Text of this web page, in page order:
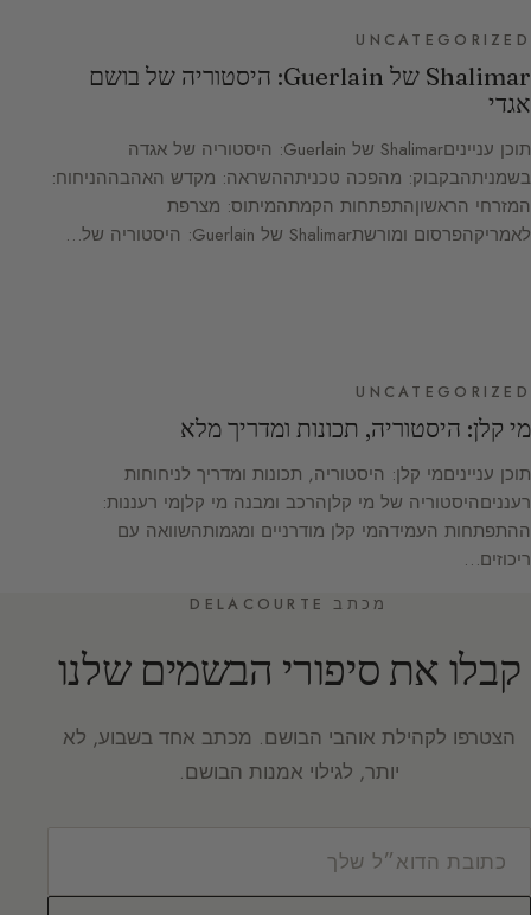
UNCATEGORIZED
Shalimar של Guerlain: היסטוריה של בושם
אגדי
תוכן ענייניםShalimar של Guerlain: היסטוריה של אגדה
בשמניתהבקבוק: מהפכה טכניתההשראה: מקדש האהבההניחוח:
המזרחי הראשוןהתפתחות הקמתהמיתוס: מצרפת
לאמריקהפרסום ומורשתShalimar של Guerlain: היסטוריה של…
UNCATEGORIZED
מי קלן: היסטוריה, תכונות ומדריך מלא
תוכן ענייניםמי קלן: היסטוריה, תכונות ומדריך לניחוחות
רענניםהיסטוריה של מי קלןהרכב ומבנה מי קלןמי רעננות:
ההתפתחות העמידהמי קלן מודרניים ומגמותהשוואה עם
ריכוזים…
מכתב DELACOURTE
קבלו את סיפורי הבשמים שלנו
הצטרפו לקהילת אוהבי הבושם. מכתב אחד בשבוע, לא
יותר, לגילוי אמנות הבושם.